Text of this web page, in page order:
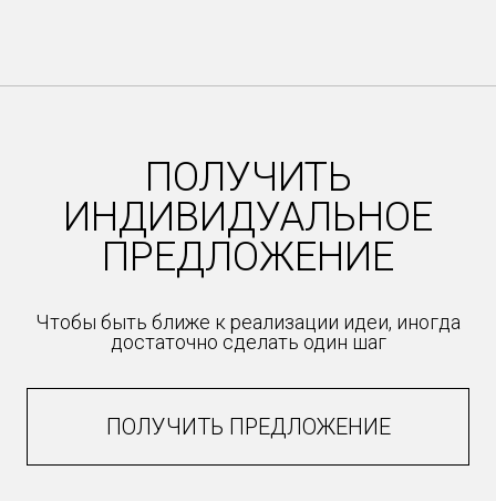
ПОЛУЧИТЬ
ИНДИВИДУАЛЬНОЕ
ПРЕДЛОЖЕНИЕ
Чтобы быть ближе к реализации идеи, иногда
достаточно сделать один шаг
ПОЛУЧИТЬ ПРЕДЛОЖЕНИЕ